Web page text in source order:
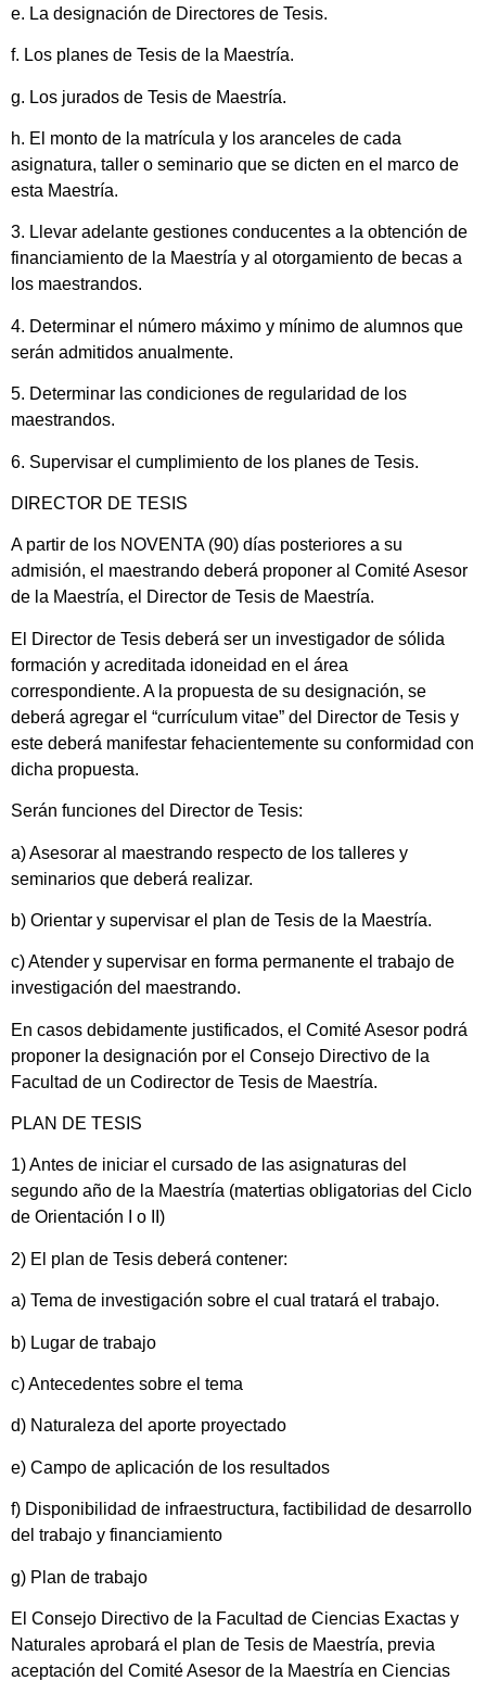
e. La designación de Directores de Tesis.
f. Los planes de Tesis de la Maestría.
g. Los jurados de Tesis de Maestría.
h. El monto de la matrícula y los aranceles de cada
asignatura, taller o seminario que se dicten en el marco de
esta Maestría.
3. Llevar adelante gestiones conducentes a la obtención de
financiamiento de la Maestría y al otorgamiento de becas a
los maestrandos.
4. Determinar el número máximo y mínimo de alumnos que
serán admitidos anualmente.
5. Determinar las condiciones de regularidad de los
maestrandos.
6. Supervisar el cumplimiento de los planes de Tesis.
DIRECTOR DE TESIS
A partir de los NOVENTA (90) días posteriores a su
admisión, el maestrando deberá proponer al Comité Asesor
de la Maestría, el Director de Tesis de Maestría.
El Director de Tesis deberá ser un investigador de sólida
formación y acreditada idoneidad en el área
correspondiente. A la propuesta de su designación, se
deberá agregar el “currículum vitae” del Director de Tesis y
este deberá manifestar fehacientemente su conformidad con
dicha propuesta.
Serán funciones del Director de Tesis:
a) Asesorar al maestrando respecto de los talleres y
seminarios que deberá realizar.
b) Orientar y supervisar el plan de Tesis de la Maestría.
c) Atender y supervisar en forma permanente el trabajo de
investigación del maestrando.
En casos debidamente justificados, el Comité Asesor podrá
proponer la designación por el Consejo Directivo de la
Facultad de un Codirector de Tesis de Maestría.
PLAN DE TESIS
1) Antes de iniciar el cursado de las asignaturas del
segundo año de la Maestría (matertias obligatorias del Ciclo
de Orientación I o II)
2) El plan de Tesis deberá contener:
a) Tema de investigación sobre el cual tratará el trabajo.
b) Lugar de trabajo
c) Antecedentes sobre el tema
d) Naturaleza del aporte proyectado
e) Campo de aplicación de los resultados
f) Disponibilidad de infraestructura, factibilidad de desarrollo
del trabajo y financiamiento
g) Plan de trabajo
El Consejo Directivo de la Facultad de Ciencias Exactas y
Naturales aprobará el plan de Tesis de Maestría, previa
aceptación del Comité Asesor de la Maestría en Ciencias